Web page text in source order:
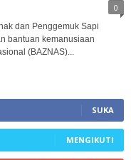
0
dan Penggemuk Sapi
bantuan kemanusiaan
(BAZNAS)...
SUKA
MENGIKUTI